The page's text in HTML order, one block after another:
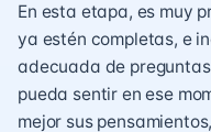
En esta etapa, es muy
ya estén completas, e
adecuada de
pueda sentir en ese
mejor sus